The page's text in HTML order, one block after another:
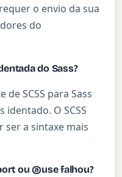
o envio da sua
do
do Sass?
SCSS para Sass
O SCSS
a sintaxe mais
ou @use falhou?